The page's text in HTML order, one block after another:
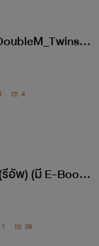
2:
4
อัพ) (มี E-Book
1 38